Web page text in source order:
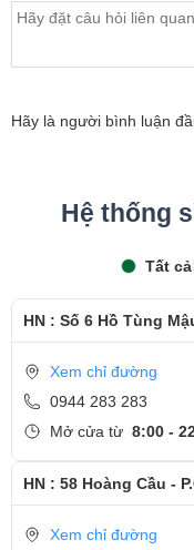
bảo hành sản phẩm
- Bàn giao máy cho
Cảm ơn quý khách
quan tâm tới dịch vụ
Care
- Hotline CSKH dịch
Hãy là người bình luận
Hệ thống
Tất cả
HN : Số 6 Hồ Tùng
Xem chỉ đường
0944 283 283
Mở cửa từ 8:00 -
HN : 58 Hoàng Cầu -
Xem chỉ đường